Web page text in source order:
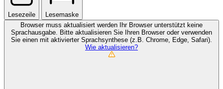
Lesezeile
Lesemaske
Browser muss aktualisiert werden Ihr Browser unterstützt keine
Sprachausgabe. Bitte aktualisieren Sie Ihren Browser oder verwenden
Sie einen mit aktivierter Sprachsynthese (z.B. Chrome, Edge, Safari).
Wie aktualisieren?